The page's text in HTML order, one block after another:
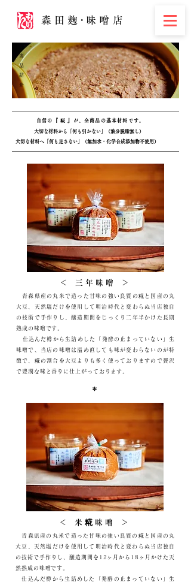
森田 麹･ 味噌店
＜ 三年味噌 ＞
青森県産の丸米で造った甘味の強い良質の糀と国産の丸
大豆、天然塩だけを使用して明治時代と変わらぬ当店独自
の技術で手作りし、醸造期間をじっくり二年半かけた長期
熟成の味噌です。
​ 仕込んだ樽から生詰めした「発酵の止まっていない」生
味噌で、当店の味噌は温め直しても味が変わらないのが特
徴で、糀の割合を大豆よりも多く使っておりますので贅沢
で豊潤な味と香りに仕上がっております。
＜ 米糀味噌 ＞
青森県産の丸米で造った甘味の強い良質の糀と国産の丸
大豆、天然塩だけを使用して明治時代と変わらぬ当店独自
の技術で手作りし、醸造期間を12ヶ月から18ヶ月かけた天
然熟成の味噌です。
仕込んだ樽から生詰めした「発酵の止まっていない」生
自信の『 糀 』が、全商品の基本材料です。
大切な材料から「何も引かない」（油分脱脂無し）
大切な材料へ「何も足さない」（無加水・化学合成添加物不使用）
＊
商
品
紹
介